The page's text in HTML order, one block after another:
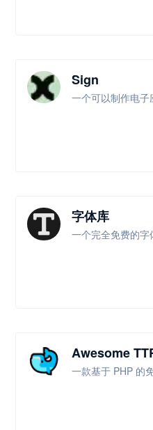
Sign
一个可以制作电
字体库
一个完全免费的字
Awesome
一款基于 PHP 的